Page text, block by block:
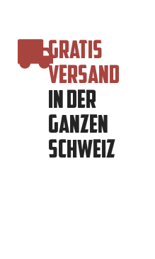
GRATIS
VERSAND
IN DER
GANZEN
SCHWEIZ